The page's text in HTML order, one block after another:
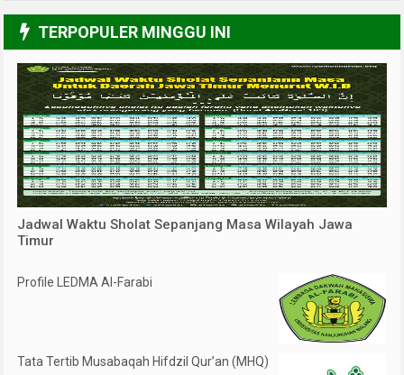
4/6
TERPOPULER MINGGU INI
Jadwal Waktu Sholat Sepanjang Masa Wilayah Jawa
Timur
Profile LEDMA Al-Farabi
Tata Tertib Musabaqah Hifdzil Qur’an (MHQ)